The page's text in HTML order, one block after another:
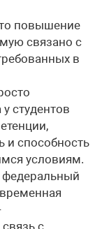
повышение
связано с
в
студентов
и способность
условиям.
федеральный
с